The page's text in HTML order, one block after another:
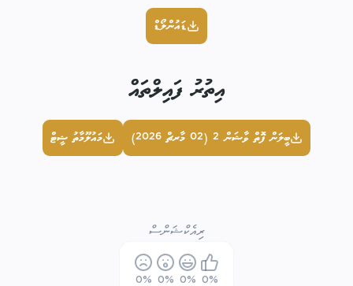
ޑައުންލޯޑް
އިތުރު ފައިލްތައް
ބީލަން ފޮތް ވާޝަން 2 (02 މާރޗް 2026) މައުލޫމާތު ޝީޓް
ރިއެކްޝަންސް
0%
0%
0%
0%